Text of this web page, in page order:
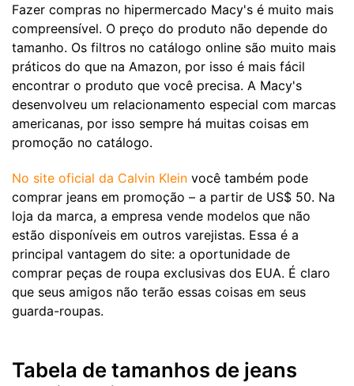
Fazer compras no hipermercado Macy's é muito mais
compreensível. O preço do produto não depende do
tamanho. Os filtros no catálogo online são muito mais
práticos do que na Amazon, por isso é mais fácil
encontrar o produto que você precisa. A Macy's
desenvolveu um relacionamento especial com marcas
americanas, por isso sempre há muitas coisas em
promoção no catálogo.
No site oficial da Calvin Klein você também pode
comprar jeans em promoção – a partir de US$ 50. Na
loja da marca, a empresa vende modelos que não
estão disponíveis em outros varejistas. Essa é a
principal vantagem do site: a oportunidade de
comprar peças de roupa exclusivas dos EUA. É claro
que seus amigos não terão essas coisas em seus
guarda-roupas.
Tabela de tamanhos de jeans